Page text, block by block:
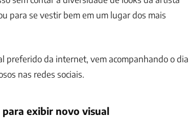
para se vestir bem em um lugar dos mais
preferido da internet, vem acompanhando o dia
nas redes sociais.
exibir novo visual